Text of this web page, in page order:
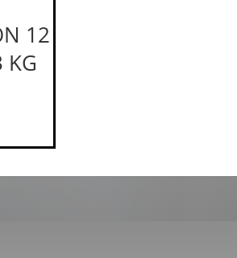
12
KG